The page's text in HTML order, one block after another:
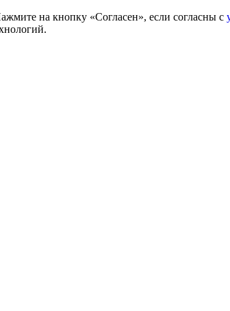
на кнопку «Согласен», если согласны с